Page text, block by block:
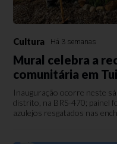
Cultura Há 3 semanas
Mural celebra a
comunitária em
Inauguração ocorre neste
distrito, na BRS-470; painel
azulejos resgatados nas